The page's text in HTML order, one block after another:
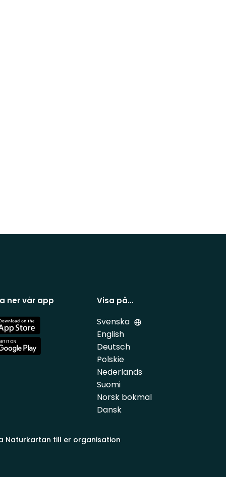
ner vår app Visa på…
Svenska
English
Deutsch
Polskie
Nederlands
Suomi
Norsk bokmal
Dansk
Naturkartan till er organisation